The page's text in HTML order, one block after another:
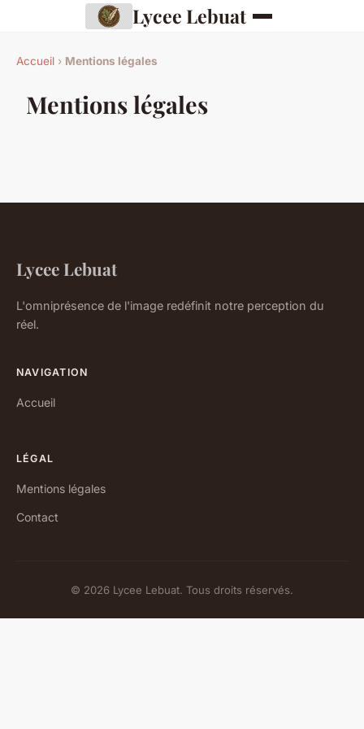
Lycee Lebuat
Accueil › Mentions légales
Mentions légales
Lycee Lebuat
L'omniprésence de l'image redéfinit notre perception du
réel.
NAVIGATION
Accueil
LÉGAL
Mentions légales
Contact
© 2026 Lycee Lebuat. Tous droits réservés.